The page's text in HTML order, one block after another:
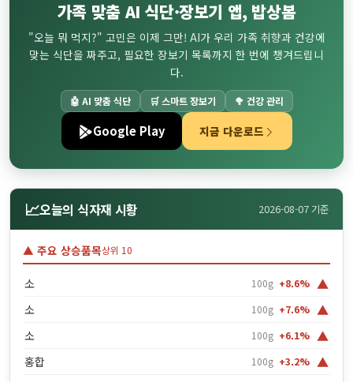
가족 맞춤 AI 식단·장보기 앱, 밥상봄
"오늘 뭐 먹지?" 고민은 이제 그만! AI가 우리 가족 취향과 건강에
맞는 식단을 짜주고, 필요한 장보기 목록까지 한 번에 챙겨드립니
다.
🤖 AI 맞춤 식단 🛒 스마트 장보기 🥦 건강 관리
Google Play 지금 다운로드
📈오늘의 식자재 시황 2026-08-07 기준
▲ 주요 상승품목상위 10
소 100g +8.6% ▲
소 100g +7.6% ▲
소 100g +6.1% ▲
홍합 100g +3.2% ▲